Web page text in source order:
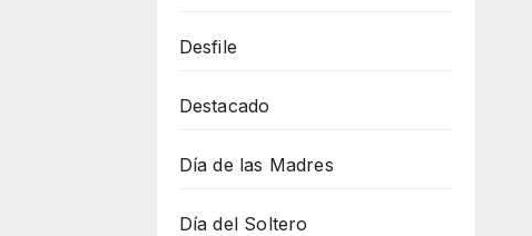
Desfile
Destacado
Día de las Madres
Día del Soltero